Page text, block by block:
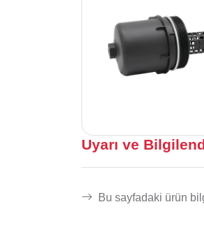
Uyarı ve
Bu sayfadaki ürün